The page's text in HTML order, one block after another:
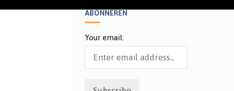
ABONNEREN
Your email: